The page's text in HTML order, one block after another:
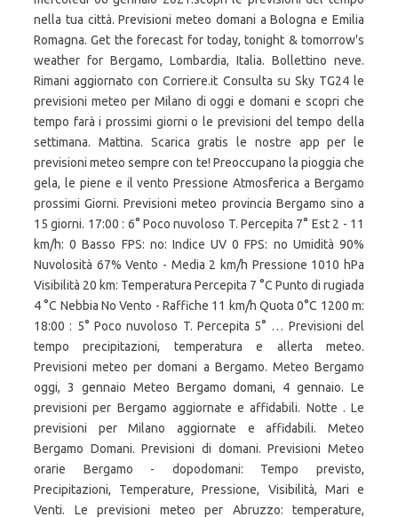
nella tua città. Previsioni meteo domani a Bologna e Emilia
Romagna. Get the forecast for today, tonight & tomorrow's
weather for Bergamo, Lombardia, Italia. Bollettino neve.
Rimani aggiornato con Corriere.it Consulta su Sky TG24 le
previsioni meteo per Milano di oggi e domani e scopri che
tempo farà i prossimi giorni o le previsioni del tempo della
settimana. Mattina. Scarica gratis le nostre app per le
previsioni meteo sempre con te! Preoccupano la pioggia che
gela, le piene e il vento Pressione Atmosferica a Bergamo
prossimi Giorni. Previsioni meteo provincia Bergamo sino a
15 giorni. 17:00 : 6° Poco nuvoloso T. Percepita 7° Est 2 - 11
km/h: 0 Basso FPS: no: Indice UV 0 FPS: no Umidità 90%
Nuvolosità 67% Vento - Media 2 km/h Pressione 1010 hPa
Visibilità 20 km: Temperatura Percepita 7 °C Punto di rugiada
4 °C Nebbia No Vento - Raffiche 11 km/h Quota 0°C 1200 m:
18:00 : 5° Poco nuvoloso T. Percepita 5° … Previsioni del
tempo precipitazioni, temperatura e allerta meteo.
Previsioni meteo per domani a Bergamo. Meteo Bergamo
oggi, 3 gennaio Meteo Bergamo domani, 4 gennaio. Le
previsioni per Bergamo aggiornate e affidabili. Notte . Le
previsioni per Milano aggiornate e affidabili. Meteo
Bergamo Domani. Previsioni di domani. Previsioni Meteo
orarie Bergamo - dopodomani: Tempo previsto,
Precipitazioni, Temperature, Pressione, Visibilità, Mari e
Venti. Le previsioni meteo per Abruzzo: temperature,